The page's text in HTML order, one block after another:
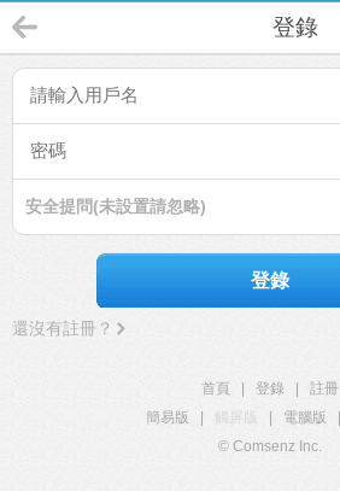
登錄
安全提問(未設置請忽略)
登錄
還沒有註冊？
首頁 登錄
註冊
簡易版
觸屏版 電腦版
© Comsenz Inc.